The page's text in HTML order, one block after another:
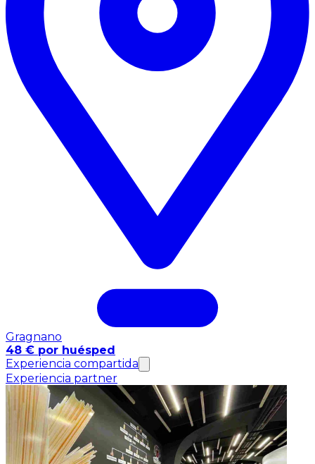
Gragnano
48 € por huésped
Experiencia compartida
Experiencia partner